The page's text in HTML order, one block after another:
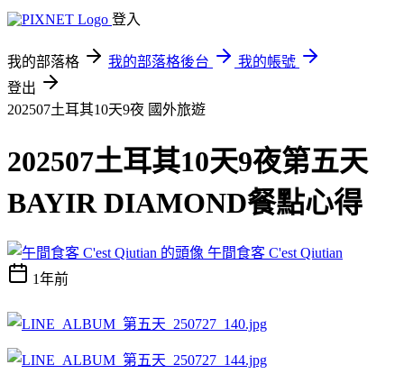
登入
我的部落格 我的部落格後台
我的帳號
登出
202507土耳其10天9夜 國外旅遊
202507土耳其10天9夜第五天
BAYIR DIAMOND餐點心得
午間食客 C'est Qiutian
1年前